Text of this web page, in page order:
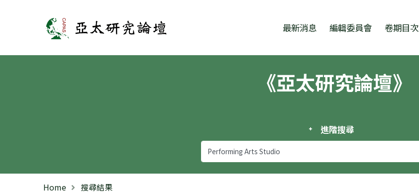
亞太研究論壇 最新消息 編輯委員會 卷期目次
《亞太研究論壇》
進階搜尋
Home 搜尋結果